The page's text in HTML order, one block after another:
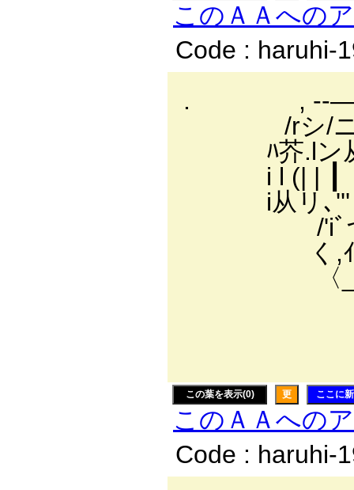
このＡＡへの
Code : haruhi-
. , -‐―‐-
/rシ/ニニ
ﾊ芥.lン从
i l (| | ┃
i从リ､'''
/'iﾞづｲi
く,ｲ_i_
〈__ハ
この葉を表示(0) 更 ここに
このＡＡへの
Code : haruhi-